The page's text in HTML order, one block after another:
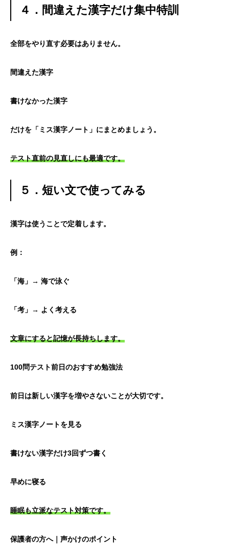
４．間違えた漢字だけ集中特訓
全部をやり直す必要はありません。
間違えた漢字
書けなかった漢字
だけを「ミス漢字ノート」にまとめましょう。
テスト直前の見直しにも最適です。
５．短い文で使ってみる
漢字は使うことで定着します。
例：
「海」→ 海で泳ぐ
「考」→ よく考える
文章にすると記憶が長持ちします。
100問テスト前日のおすすめ勉強法
前日は新しい漢字を増やさないことが大切です。
ミス漢字ノートを見る
書けない漢字だけ3回ずつ書く
早めに寝る
睡眠も立派なテスト対策です。
保護者の方へ｜声かけのポイント